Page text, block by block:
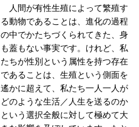
人間が有性生殖によって繁殖す
る動物であることは、進化の過程
の中でかたちづくられてきた、身
も蓋もない事実です。けれど、私
たちが性別という属性を持つ存在
であることは、生殖という側面を
遙かに超えて、私たち一人一人が
どのような生活／人生を送るのか
という選択全般に対して極めて大